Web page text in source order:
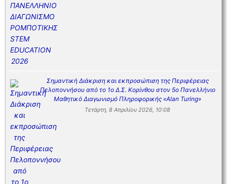
Σημαντική Διάκριση και εκπροσώπιση της Περιφέρειας
Πελοποννήσου από το 1ο Δ.Σ. Κορίνθου στον 5ο Πανελλήνιο
Μαθητικό Διαγωνισμό Πληροφορικής «Alan Turing»
Τετάρτη, 8 Απριλίου 2026, 10:08